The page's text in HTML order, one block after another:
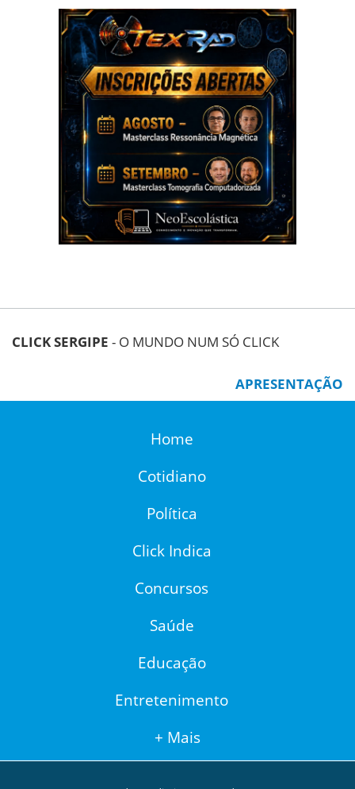
CLICK SERGIPE - O MUNDO NUM SÓ CLICK
APRESENTAÇÃO
Home
Cotidiano
Política
Click Indica
Concursos
Saúde
Educação
Entretenimento
+ Mais